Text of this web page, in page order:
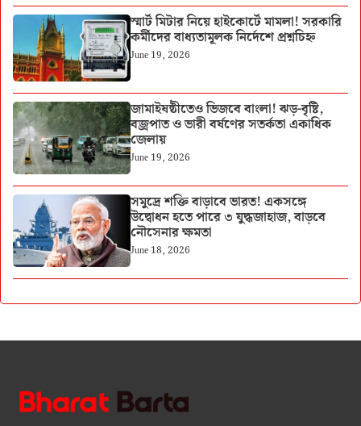
স্মার্ট মিটার নিয়ে হাইকোর্টে মামলা! সরকারি
কর্মীদের বাধ্যতামূলক নির্দেশে প্রশ্নচিহ্ন
June 19, 2026
জামাইষষ্ঠীতেও ভিজবে বাংলা! ঝড়-বৃষ্টি,
বজ্রপাত ও ভারী বর্ষণের সতর্কতা একাধিক
জেলায়
June 19, 2026
সমুদ্রে শক্তি বাড়াবে ভারত! একসঙ্গে
উদ্বোধন হতে পারে ৩ যুদ্ধজাহাজ, বাড়বে
নৌসেনার ক্ষমতা
June 18, 2026